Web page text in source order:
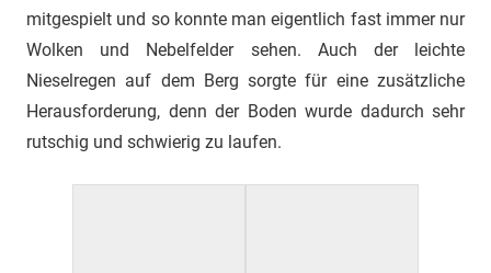
mitgespielt und so konnte man eigentlich fast immer nur
Wolken und Nebelfelder sehen. Auch der leichte
Nieselregen auf dem Berg sorgte für eine zusätzliche
Herausforderung, denn der Boden wurde dadurch sehr
rutschig und schwierig zu laufen.